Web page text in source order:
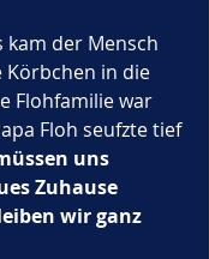
kam der Mensch
Körbchen in die
Flohfamilie war
Floh seufzte tief
uns
Zuhause
wir ganz